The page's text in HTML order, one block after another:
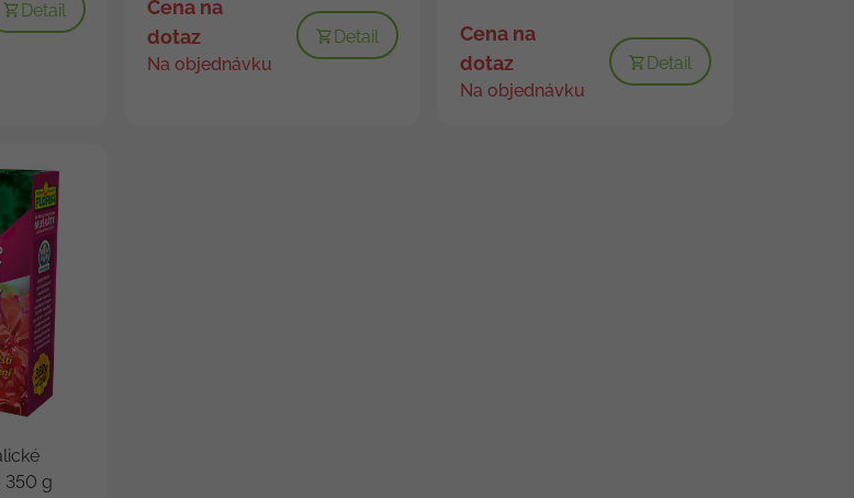
Detail
Cena na
dotaz
Na objednávku
Detail
Cena na
dotaz
Na objednávku
Detail
350 g